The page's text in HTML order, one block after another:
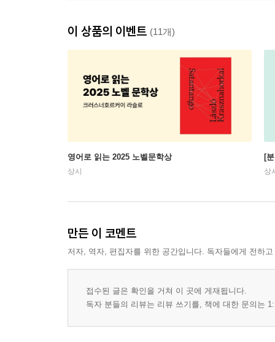
이 상품의 이벤트 (11개)
영어로 읽는 2025 노벨문학상
상시
[
상
만든 이 코멘트
저자, 역자, 편집자를 위한 공간입니다. 독자들에게 전하
접수된 글은 확인을 거쳐 이 곳에 게재됩니다.
독자 분들의 리뷰는 리뷰 쓰기를, 책에 대한 문의는